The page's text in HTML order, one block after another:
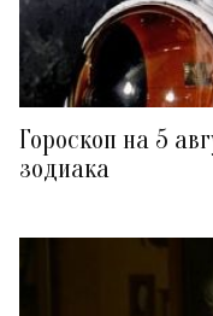
Гороскоп на 5
зодиака